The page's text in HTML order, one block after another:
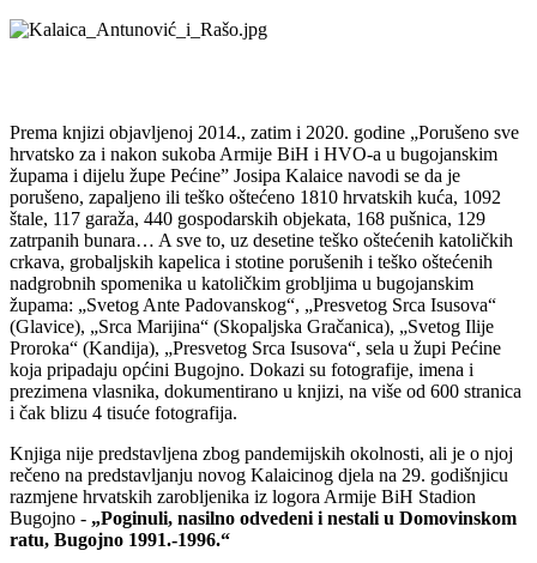
Prema knjizi objavljenoj 2014., zatim i 2020. godine „Porušeno sve
hrvatsko za i nakon sukoba Armije BiH i HVO-a u bugojanskim
župama i dijelu župe Pećine” Josipa Kalaice navodi se da je
porušeno, zapaljeno ili teško oštećeno 1810 hrvatskih kuća, 1092
štale, 117 garaža, 440 gospodarskih objekata, 168 pušnica, 129
zatrpanih bunara… A sve to, uz desetine teško oštećenih katoličkih
crkava, grobaljskih kapelica i stotine porušenih i teško oštećenih
nadgrobnih spomenika u katoličkim grobljima u bugojanskim
župama: „Svetog Ante Padovanskog“, „Presvetog Srca Isusova“
(Glavice), „Srca Marijina“ (Skopaljska Gračanica), „Svetog Ilije
Proroka“ (Kandija), „Presvetog Srca Isusova“, sela u župi Pećine
koja pripadaju općini Bugojno. Dokazi su fotografije, imena i
prezimena vlasnika, dokumentirano u knjizi, na više od 600 stranica
i čak blizu 4 tisuće fotografija.
Knjiga nije predstavljena zbog pandemijskih okolnosti, ali je o njoj
rečeno na predstavljanju novog Kalaicinog djela na 29. godišnjicu
razmjene hrvatskih zarobljenika iz logora Armije BiH Stadion
Bugojno - „Poginuli, nasilno odvedeni i nestali u Domovinskom
ratu, Bugojno 1991.-1996.“